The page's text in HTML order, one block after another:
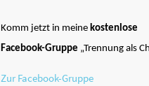
Komm jetzt in meine kostenlose
Facebook-Gruppe „Trennung als
Zur Facebook-Gruppe